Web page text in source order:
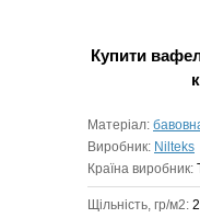
Купити
Матеріал:
Виробник: Nilteks
Країна виробник:
Щільність, гр/м2: